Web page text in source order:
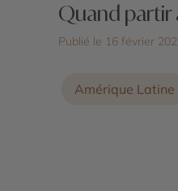
Quand partir
Publié le 16 février
Amérique Latine